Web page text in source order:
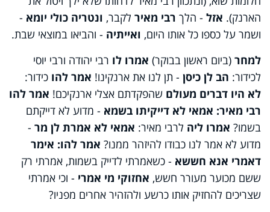
הארנק). אזל - הלך רבי מאיר לקבר, ונטריה כולי יומא -
ושמר על כספו כל אותו היום, ואייתיה - והביאו במוצאי שבת.
למחר (ביום ראשון בבוקר) אמרו לו רבי יהודה ורבי יוסי
לכידור: הב לן כיסן - תן לנו את ארנקינו! אמר להו כידור:
לא היו דברים מעולם שהפקדתם אצלי ארנקיכם! אמר להו
רבי מאיר: אמאי לא דייקיתו בשמא - מדוע לא דייקתם
בשמו? אמרו ליה לרבי מאיר: אמאי לא אמרת לן מר -
מדוע לא אמר לנו כבודו להיזהר ממנו? אמר להו: אימר
דאמרי אנא חששא - כשאמרתי לדייק בשמות, אמרתי רק
ששם מכוער מעורר חשש, אחזוקי מי אמרי - וכי אמרתי
שצריכים להחזיק אותו כרשע ולהזהיר אחרים מפניו?